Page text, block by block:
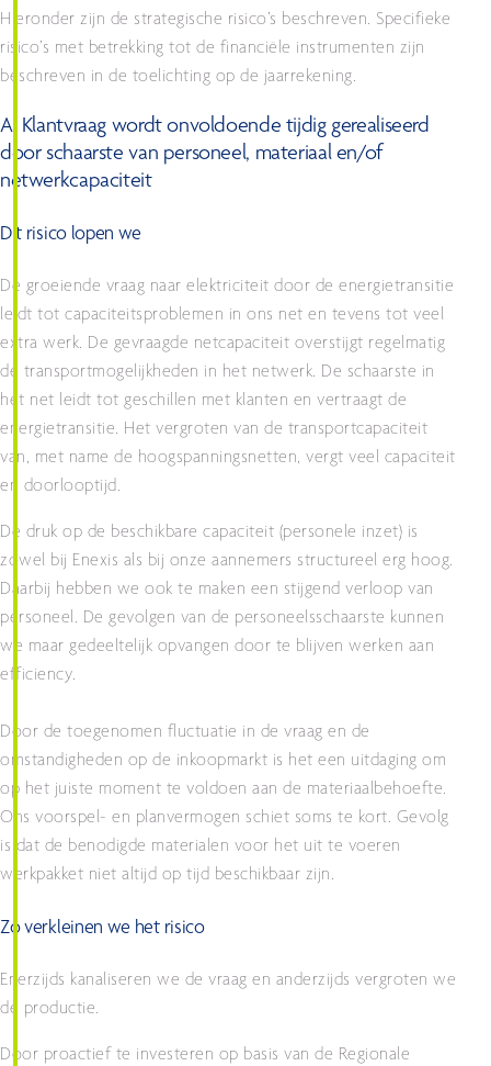
Hieronder zijn de strategische risico’s beschreven. Specifieke
risico’s met betrekking tot de financiële instrumenten zijn
beschreven in de toelichting op de jaarrekening.
A. Klantvraag wordt onvoldoende tijdig gerealiseerd
door schaarste van personeel, materiaal en/of
netwerkcapaciteit
Dit risico lopen we
De groeiende vraag naar elektriciteit door de energietransitie
leidt tot capaciteitsproblemen in ons net en tevens tot veel
extra werk. De gevraagde netcapaciteit overstijgt regelmatig
de transportmogelijkheden in het netwerk. De schaarste in
het net leidt tot geschillen met klanten en vertraagt de
energietransitie. Het vergroten van de transportcapaciteit
van, met name de hoogspanningsnetten, vergt veel capaciteit
en doorlooptijd.
De druk op de beschikbare capaciteit (personele inzet) is
zowel bij Enexis als bij onze aannemers structureel erg hoog.
Daarbij hebben we ook te maken een stijgend verloop van
personeel. De gevolgen van de personeelsschaarste kunnen
we maar gedeeltelijk opvangen door te blijven werken aan
efficiency.
Door de toegenomen fluctuatie in de vraag en de
omstandigheden op de inkoopmarkt is het een uitdaging om
op het juiste moment te voldoen aan de materiaalbehoefte.
Ons voorspel- en planvermogen schiet soms te kort. Gevolg
is dat de benodigde materialen voor het uit te voeren
werkpakket niet altijd op tijd beschikbaar zijn.
Zo verkleinen we het risico
Enerzijds kanaliseren we de vraag en anderzijds vergroten we
de productie.
Door proactief te investeren op basis van de Regionale